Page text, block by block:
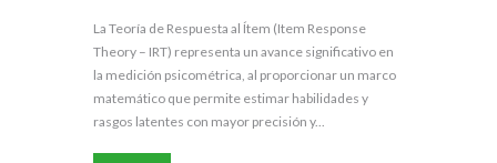
La Teoría de Respuesta al Ítem (Item Response
Theory – IRT) representa un avance significativo en
la medición psicométrica, al proporcionar un marco
matemático que permite estimar habilidades y
rasgos latentes con mayor precisión y...